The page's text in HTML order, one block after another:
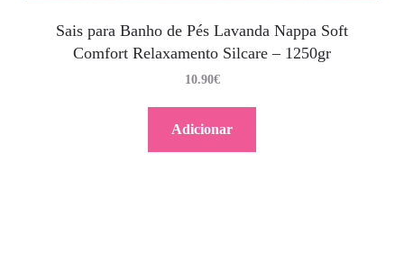
Sais para Banho de Pés Lavanda Nappa Soft
Comfort Relaxamento Silcare – 1250gr
10.90€
Adicionar